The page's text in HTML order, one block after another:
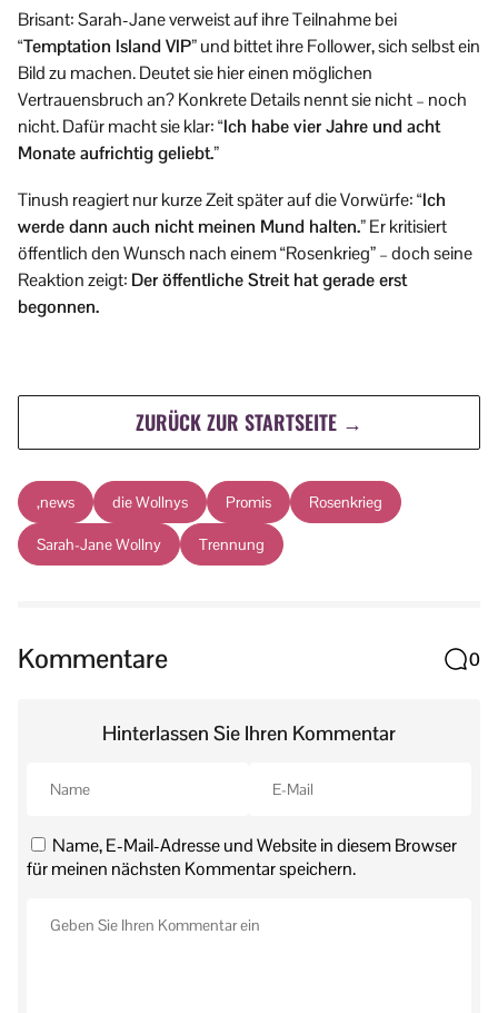
Brisant: Sarah-Jane verweist auf ihre Teilnahme bei
“Temptation Island VIP”und bittet ihre Follower, sich selbst ein
Bild zu machen. Deutet sie hier einen möglichen
Vertrauensbruch an? Konkrete Details nennt sie nicht – noch
nicht. Dafür macht sie klar:“Ich habe vier Jahre und acht
Monate aufrichtig geliebt.”
Tinush reagiert nur kurze Zeit später auf die Vorwürfe:“Ich
werde dann auch nicht meinen Mund halten.”Er kritisiert
öffentlich den Wunsch nach einem “Rosenkrieg” – doch seine
Reaktion zeigt: Der öffentliche Streit hat gerade erst
begonnen.
ZURÜCK ZUR STARTSEITE →
,news die Wollnys Promis Rosenkrieg
Sarah-Jane Wollny Trennung
Kommentare 0
Hinterlassen Sie Ihren Kommentar
Name, E-Mail-Adresse und Website in diesem Browser
für meinen nächsten Kommentar speichern.